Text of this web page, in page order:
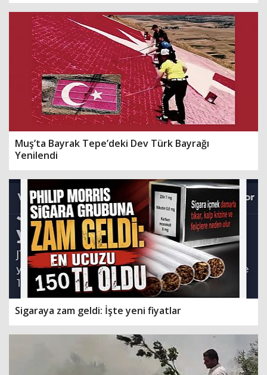
Muş’ta Bayrak Tepe’deki Dev Türk Bayrağı
Yenilendi
Sigaraya zam geldi: İşte yeni fiyatlar